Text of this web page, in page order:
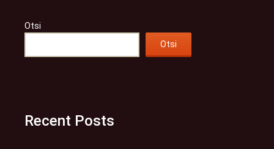
Otsi
Otsi
Recent Posts